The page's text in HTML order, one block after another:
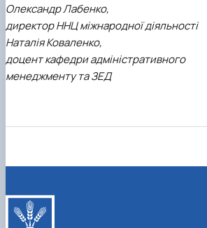
Олександр Лабенко,
директор ННЦ міжнародної діяльності
Наталія Коваленко,
доцент кафедри адміністративного
менеджменту та ЗЕД